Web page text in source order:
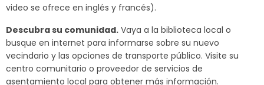
video se ofrece en inglés y francés).
Descubra su comunidad. Vaya a la biblioteca local o
busque en internet para informarse sobre su nuevo
vecindario y las opciones de transporte público. Visite su
centro comunitario o proveedor de servicios de
asentamiento local para obtener más información.